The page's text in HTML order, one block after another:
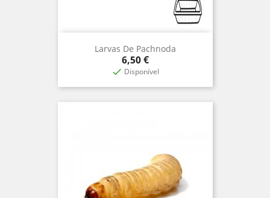
Larvas De Pachnoda
Precio
6,50 €
 Disponível